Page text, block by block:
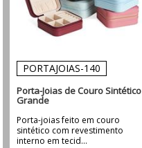
PORTAJOIAS-140
Porta-Joias de Couro Sintético
Grande
Porta-joias feito em couro
sintético com revestimento
interno em tecid...